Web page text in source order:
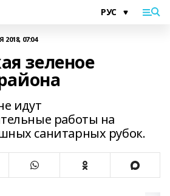
2018, 07:04
зеленое
идут
работы на
санитарных рубок.